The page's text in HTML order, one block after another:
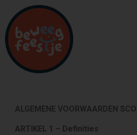
ALGEMENE VOORWAARDEN
ARTIKEL 1 – Definities